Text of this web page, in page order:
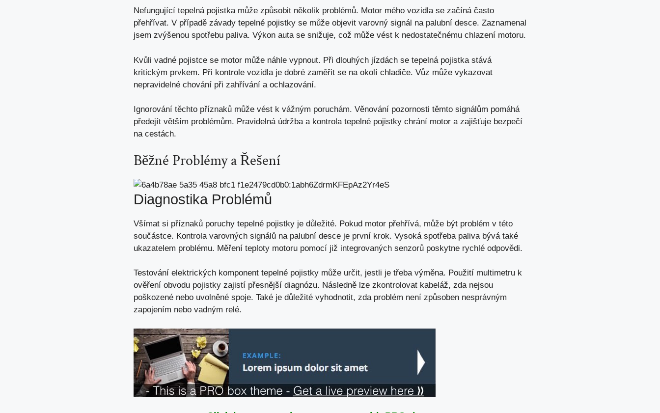
Nefungující tepelná pojistka může způsobit několik problémů. Motor mého vozidla se začíná často
přehřívat. V případě závady tepelné pojistky se může objevit varovný signál na palubní desce. Zaznamenal
jsem zvýšenou spotřebu paliva. Výkon auta se snižuje, což může vést k nedostatečnému chlazení motoru.
Kvůli vadné pojistce se motor může náhle vypnout. Při dlouhých jízdách se tepelná pojistka stává
kritickým prvkem. Při kontrole vozidla je dobré zaměřit se na okolí chladiče. Vůz může vykazovat
nepravidelné chování při zahřívání a ochlazování.
Ignorování těchto příznaků může vést k vážným poruchám. Věnování pozornosti těmto signálům pomáhá
předejít větším problémům. Pravidelná údržba a kontrola tepelné pojistky chrání motor a zajišťuje bezpečí
na cestách.
Běžné Problémy a Řešení
Diagnostika Problémů
Všímat si příznaků poruchy tepelné pojistky je důležité. Pokud motor přehřívá, může být problém v této
součástce. Kontrola varovných signálů na palubní desce je první krok. Vysoká spotřeba paliva bývá také
ukazatelem problému. Měření teploty motoru pomocí již integrovaných senzorů poskytne rychlé odpovědi.
Testování elektrických komponent tepelné pojistky může určit, jestli je třeba výměna. Použití multimetru k
ověření obvodu pojistky zajistí přesnější diagnózu. Následně lze zkontrolovat kabeláž, zda nejsou
poškozené nebo uvolněné spoje. Také je důležité vyhodnotit, zda problém není způsoben nesprávným
zapojením nebo vadným relé.